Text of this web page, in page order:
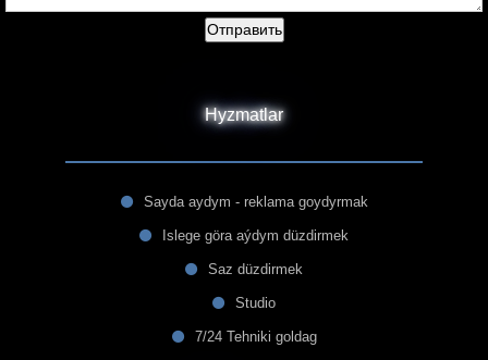
Отправить
Hyzmatlar
Sayda aydym - reklama goydyrmak
Islege göra aýdym düzdirmek
Saz düzdirmek
Studio
7/24 Tehniki goldag